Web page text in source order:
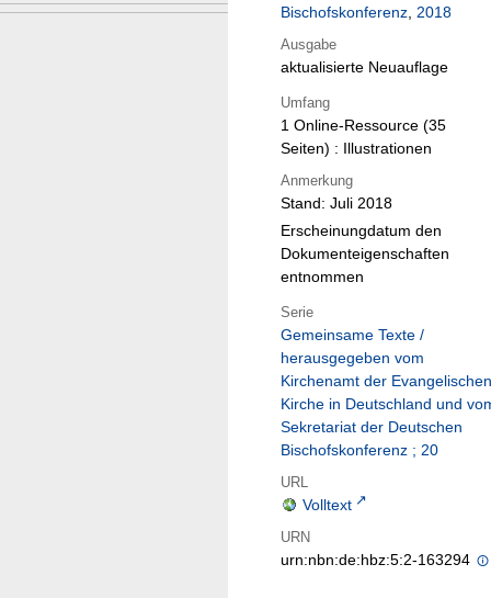
Bischofskonferenz, 2018
Ausgabe
aktualisierte Neuauflage
Umfang
1 Online-Ressource (35
Seiten) : Illustrationen
Anmerkung
Stand: Juli 2018
Erscheinungdatum den
Dokumenteigenschaften
entnommen
Serie
Gemeinsame Texte /
herausgegeben vom
Kirchenamt der Evangelischen
Kirche in Deutschland und
Sekretariat der Deutschen
Bischofskonferenz ; 20
URL
Volltext
URN
urn:nbn:de:hbz:5:2-163294